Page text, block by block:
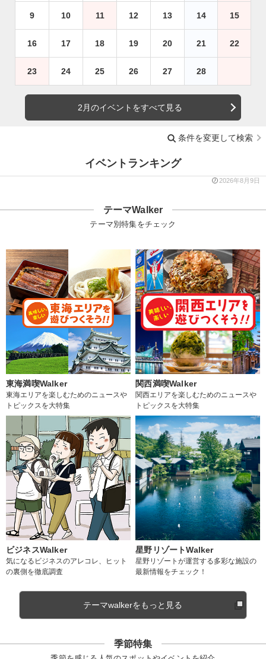
9 10 11 12 13 14 15
16 17 18 19 20 21 22
23 24 25 26 27 28
2月のイベントをすべて見る
条件を変更して検索
イベントランキング
2026年8月9日
テーマWalker
テーマ別特集をチェック
東海満喫Walker
東海エリアを楽しむためのニュースや
トピックスを大特集
関西満喫Walker
関西エリアを楽しむためのニュースや
トピックスを大特集
ビジネスWalker
気になるビジネスのアレコレ、ヒット
の裏側を徹底調査
星野リゾートWalker
星野リゾートが運営する多彩な施設の
最新情報をチェック！
テーマwalkerをもっと見る
季節特集